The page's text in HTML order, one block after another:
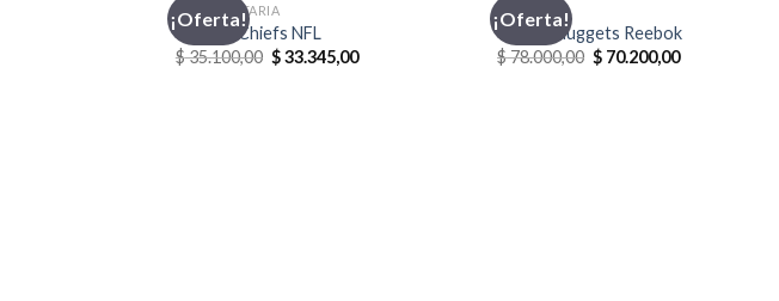
¡Oferta!
INDUMENTARIA
Remera Chiefs NFL
$35.100,00 El
precio
$33.345,00El
¡Oferta!
CASACA
Casaca Nuggets Reebok
$78.000,00 El
precio
$ 70.200,00El